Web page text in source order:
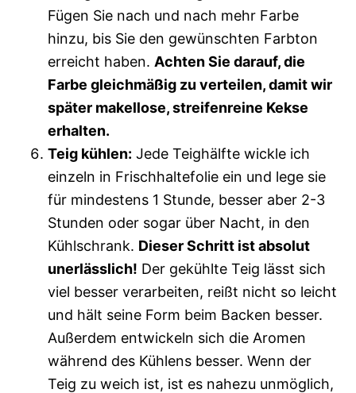
Fügen Sie nach und nach mehr Farbe
hinzu, bis Sie den gewünschten Farbton
erreicht haben. Achten Sie darauf, die
Farbe gleichmäßig zu verteilen, damit wir
später makellose, streifenreine Kekse
erhalten.
Teig kühlen: Jede Teighälfte wickle ich
einzeln in Frischhaltefolie ein und lege sie
für mindestens 1 Stunde, besser aber 2-3
Stunden oder sogar über Nacht, in den
Kühlschrank. Dieser Schritt ist absolut
unerlässlich! Der gekühlte Teig lässt sich
viel besser verarbeiten, reißt nicht so leicht
und hält seine Form beim Backen besser.
Außerdem entwickeln sich die Aromen
während des Kühlens besser. Wenn der
Teig zu weich ist, ist es nahezu unmöglich,